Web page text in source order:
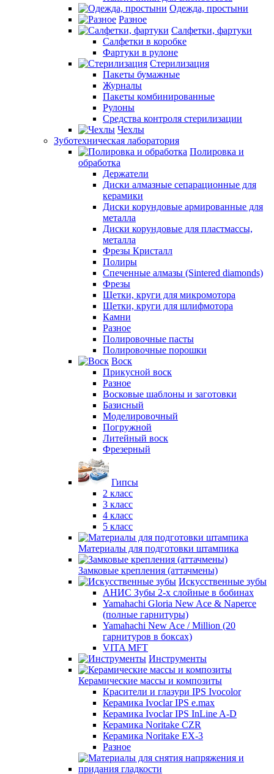
Одежда, простыни
Разное
Салфетки, фартуки
Салфетки в коробке
Фартуки в рулоне
Стерилизация
Пакеты бумажные
Журналы
Пакеты комбинированные
Рулоны
Средства контроля стерилизации
Чехлы
Зуботехническая лаборатория
Полировка и
обработка
Держатели
Диски алмазные сепарационные для
керамики
Диски корундовые армированные для
металла
Диски корундовые для пластмассы,
металла
Фрезы Кристалл
Полиры
Спеченные алмазы (Sintered diamonds)
Фрезы
Щетки, круги для микромотора
Щетки, круги для шлифмотора
Камни
Разное
Полировочные пасты
Полировочные порошки
Воск
Прикусной воск
Разное
Восковые шаблоны и заготовки
Базисный
Моделировочный
Погружной
Литейный воск
Фрезерный
Гипсы
2 класс
3 класс
4 класс
5 класс
Материалы для подготовки штампика
Замковые крепления (аттачмены)
Искусственные зубы
АНИС Зубы 2-х слойные в бобинах
Yamahachi Gloria New Ace & Naperce
(полные гарнитуры)
Yamahachi New Ace / Million (20
гарнитуров в боксах)
VITA MFT
Инструменты
Керамические массы и композиты
Красители и глазури IPS Ivocolor
Керамика Ivoclar IPS e.max
Керамика Ivoclar IPS InLine A-D
Керамика Noritake CZR
Керамика Noritake EX-3
Разное